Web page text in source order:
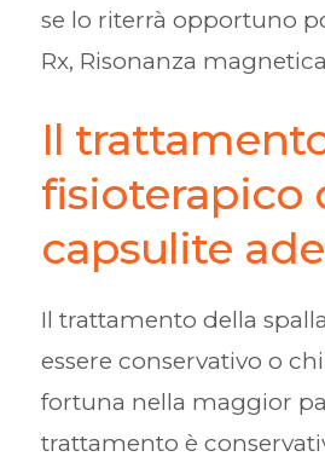
se lo riterrà opportuno
Rx, Risonanza
Il
fisioterapico
capsulite
Il trattamento della
essere conservativo o
fortuna nella maggior
trattamento è